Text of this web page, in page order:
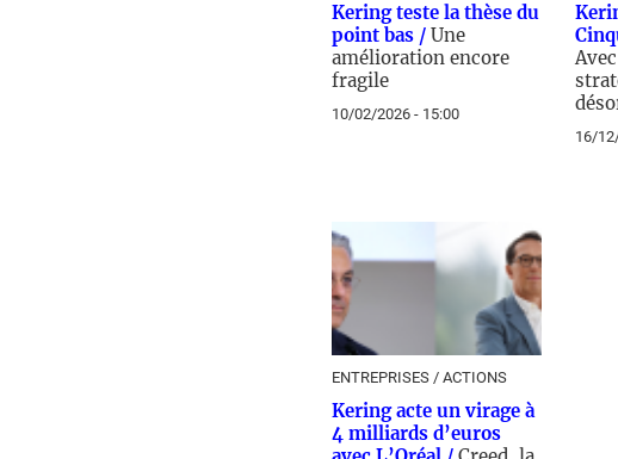
Kering teste la thèse du
point bas / Une
amélioration encore
fragile
10/02/2026 - 15:00
16/
ENTREPRISES / ACTIONS
Kering acte un virage à
4 milliards d’euros